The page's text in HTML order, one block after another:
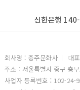
신한은행
회사명 : 충주문화사
대
주소 : 서울특별시 중구 충
사업자 등록번호 : 102-24-